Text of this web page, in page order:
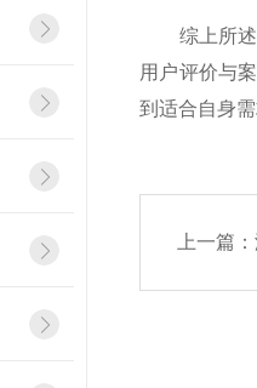
综上所述，
用户评价与
到适合自身
上一篇